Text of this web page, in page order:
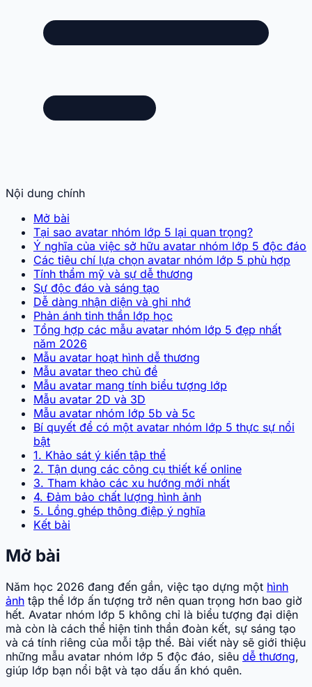
Nội dung chính
Mở bài
Tại sao avatar nhóm lớp 5 lại quan trọng?
Ý nghĩa của việc sở hữu avatar nhóm lớp 5 độc đáo
Các tiêu chí lựa chọn avatar nhóm lớp 5 phù hợp
Tính thẩm mỹ và sự dễ thương
Sự độc đáo và sáng tạo
Dễ dàng nhận diện và ghi nhớ
Phản ánh tinh thần lớp học
Tổng hợp các mẫu avatar nhóm lớp 5 đẹp nhất
năm 2026
Mẫu avatar hoạt hình dễ thương
Mẫu avatar theo chủ đề
Mẫu avatar mang tính biểu tượng lớp
Mẫu avatar 2D và 3D
Mẫu avatar nhóm lớp 5b và 5c
Bí quyết để có một avatar nhóm lớp 5 thực sự nổi
bật
1. Khảo sát ý kiến tập thể
2. Tận dụng các công cụ thiết kế online
3. Tham khảo các xu hướng mới nhất
4. Đảm bảo chất lượng hình ảnh
5. Lồng ghép thông điệp ý nghĩa
Kết bài
Mở bài
Năm học 2026 đang đến gần, việc tạo dựng một hình
ảnh tập thể lớp ấn tượng trở nên quan trọng hơn bao giờ
hết. Avatar nhóm lớp 5 không chỉ là biểu tượng đại diện
mà còn là cách thể hiện tinh thần đoàn kết, sự sáng tạo
và cá tính riêng của mỗi tập thể. Bài viết này sẽ giới thiệu
những mẫu avatar nhóm lớp 5 độc đáo, siêu dễ thương,
giúp lớp bạn nổi bật và tạo dấu ấn khó quên.